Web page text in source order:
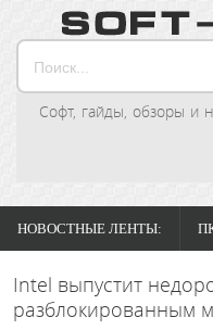
Софт, гайды, обзоры и
НОВОСТНЫЕ ЛЕНТЫ:
Intel выпустит
разблокированным